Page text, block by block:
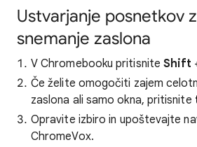
Ustvarjanje posnetkov
snemanje zaslona
V Chromebooku pritisnite Shift
Če želite omogočiti zajem
zaslona ali samo okna, pritisnite
Opravite izbiro in upoštevajte
ChromeVox.